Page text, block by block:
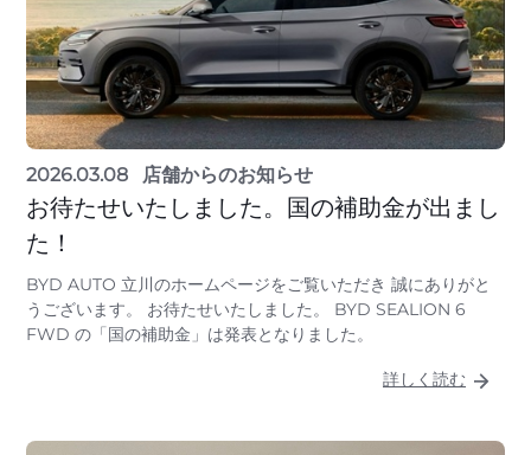
2026.03.08 店舗からのお知らせ
お待たせいたしました。国の補助金が出まし
た！
BYD AUTO 立川のホームページをご覧いただき 誠にありがと
うございます。 お待たせいたしました。 BYD SEALION 6
FWD の「国の補助金」は発表となりました。
詳しく読む